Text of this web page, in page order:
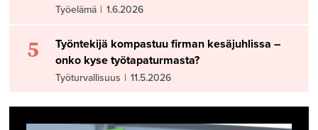
Työelämä | 1.6.2026
5
Työntekijä kompastuu firman kesäjuhlissa –
onko kyse työtapaturmasta?
Työturvallisuus | 11.5.2026